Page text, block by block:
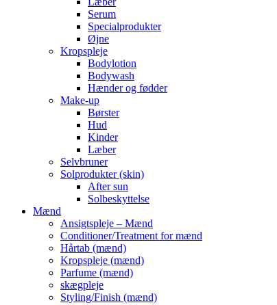
Serum
Specialprodukter
Øjne
Kropspleje
Bodylotion
Bodywash
Hænder og fødder
Make-up
Børster
Hud
Kinder
Læber
Selvbruner
Solprodukter (skin)
After sun
Solbeskyttelse
Mænd
Ansigtspleje – Mænd
Conditioner/Treatment for mænd
Hårtab (mænd)
Kropspleje (mænd)
Parfume (mænd)
skægpleje
Styling/Finish (mænd)